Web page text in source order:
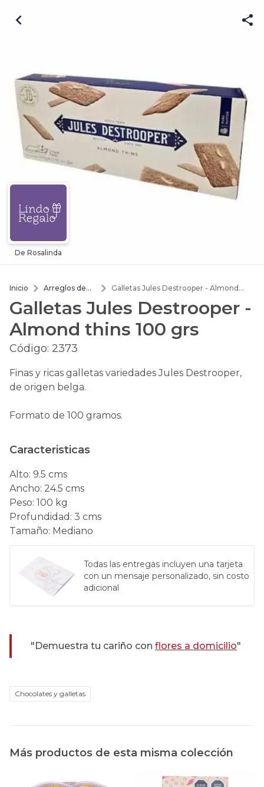
De Rosalinda
Inicio
Arreglos de
Galletas Jules Destrooper - Almond
Galletas Jules Destrooper -
Almond thins 100 grs
Código: 2373
Finas y ricas galletas variedades Jules Destrooper,
de origen belga.
Formato de 100 gramos.
Caracteristicas
Alto: 9.5 cms
Ancho: 24.5 cms
Peso: 100 kg
Profundidad : 3 cms
Tamaño: Mediano
Todas las entregas incluyen una tarjeta
con un mensaje personalizado, sin costo
adicional
"Demuestra tu cariño con flores a domicilio"
Chocolates y galletas
Más productos de esta misma colección